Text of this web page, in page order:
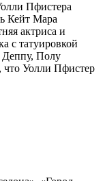
Пфистера
Кейт Мара
актриса и
с татуировкой
Деппу, Полу
Уолли Пфистер